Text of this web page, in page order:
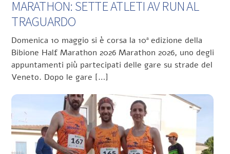
MARATHON: SETTE ATLETI AV RUN AL
TRAGUARDO
Domenica 10 maggio si è corsa la 10ª edizione della
Bibione Half Marathon 2026 Marathon 2026, uno degli
appuntamenti più partecipati delle gare su strade del
Veneto. Dopo le gare […]